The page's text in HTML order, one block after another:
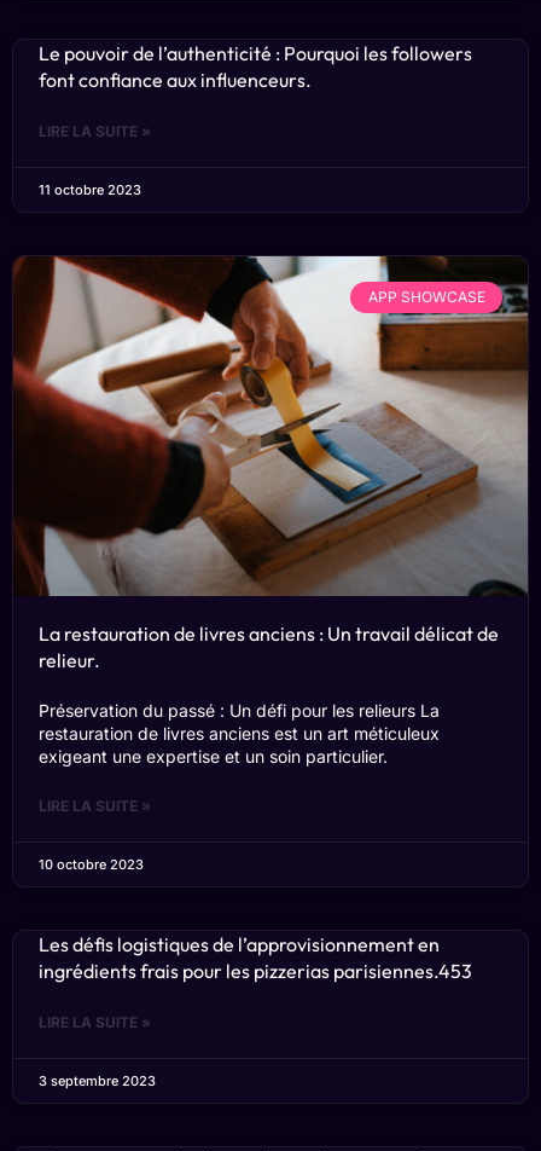
Le pouvoir de l’authenticité : Pourquoi les followers
font confiance aux influenceurs.
LIRE LA SUITE »
11 octobre 2023
APP SHOWCASE
La restauration de livres anciens : Un travail délicat de
relieur.
Préservation du passé : Un défi pour les relieurs La
restauration de livres anciens est un art méticuleux
exigeant une expertise et un soin particulier.
LIRE LA SUITE »
10 octobre 2023
Les défis logistiques de l’approvisionnement en
ingrédients frais pour les pizzerias parisiennes.453
LIRE LA SUITE »
3 septembre 2023